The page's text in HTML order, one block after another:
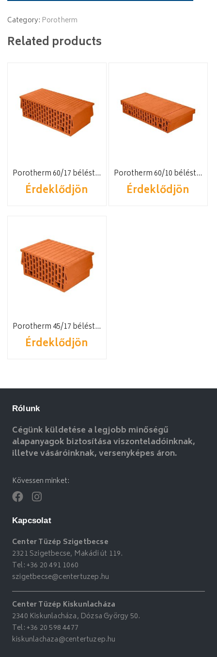
Category: Porotherm
Related products
Porotherm 60/17 béléstest
Érdeklődjön
Porotherm 60/10 béléstest
Érdeklődjön
Porotherm 45/17 béléstest
Érdeklődjön
Rólunk
Cégünk küldetése a legjobb minőségű
alapanyagok biztosítása viszonteladóinknak,
illetve vásáróinknak, versenyképes áron.
Kövessen minket:
Kapcsolat
Center Tüzép Szigetbecse
2321 Szigetbecse, Makádi út 119.
Tel:+36 20 491 1060
szigetbecse@centertuzep.hu
Center Tüzép Kiskunlacháza
2340 Kiskunlacháza, Dózsa György 50.
Tel:+36 20 598 4477
kiskunlachaza@centertuzep.hu